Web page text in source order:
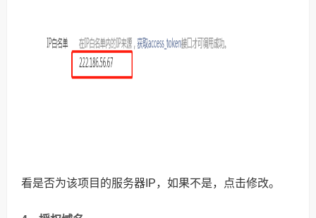
看是否为该项目的服务器IP，如果不是，点击修改。